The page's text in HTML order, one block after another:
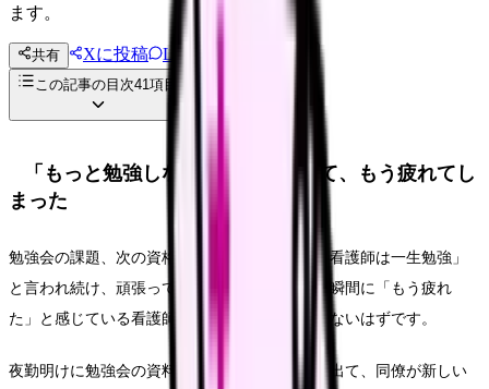
ます。
共有 Xに投稿 LINE
投稿文コピー
この記事の目次41項目
「もっと勉強しなきゃ」に追われて、もう疲れてし
まった
勉強会の課題、次の資格、終わらない研修。「看護師は一生勉強」
と言われ続け、頑張ってきたけれど、ふとした瞬間に「もう疲れ
た」と感じている看護師さんは、決して少なくないはずです。
夜勤明けに勉強会の資料を作り、休日に研修に出て、同僚が新しい